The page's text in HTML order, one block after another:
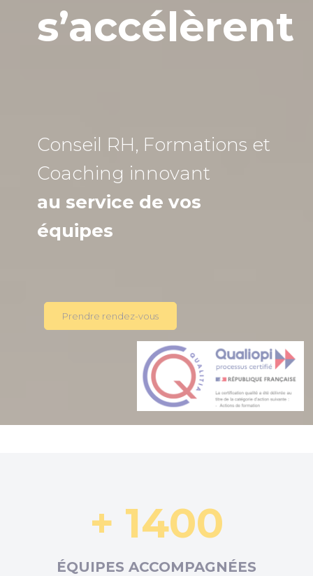
s’accélèrent
Conseil RH, Formations et
Coaching innovant
au service de vos
équipes
Prendre rendez-vous
+ 1400
ÉQUIPES ACCOMPAGNÉES